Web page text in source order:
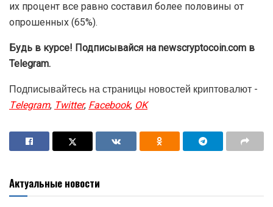
их процент все равно составил более половины от
опрошенных (65%).
Будь в курсе! Подписывайся на newscryptocoin.com в
Telegram.
Подписывайтесь на страницы новостей криптовалют -
Telegram,Twitter,Facebook,OK
Актуальные новости